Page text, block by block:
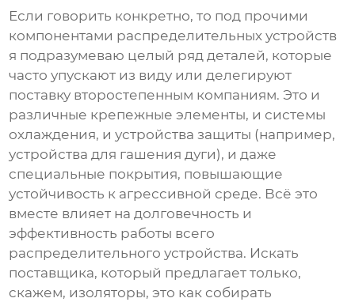
Если говорить конкретно, то под прочими
компонентами распределительных устройств
я подразумеваю целый ряд деталей, которые
часто упускают из виду или делегируют
поставку второстепенным компаниям. Это и
различные крепежные элементы, и системы
охлаждения, и устройства защиты (например,
устройства для гашения дуги), и даже
специальные покрытия, повышающие
устойчивость к агрессивной среде. Всё это
вместе влияет на долговечность и
эффективность работы всего
распределительного устройства. Искать
поставщика, который предлагает только,
скажем, изоляторы, это как собирать